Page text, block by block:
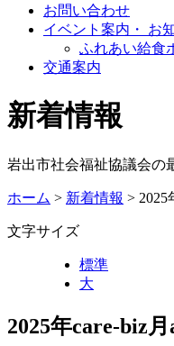
お問い合わせ
イベント案内・ お
ふれあい給食
交通案内
新着情報
岩出市社会福祉協議会の
ホーム > 新着情報 > 2025
文字サイズ
標準
大
2025年care-biz月